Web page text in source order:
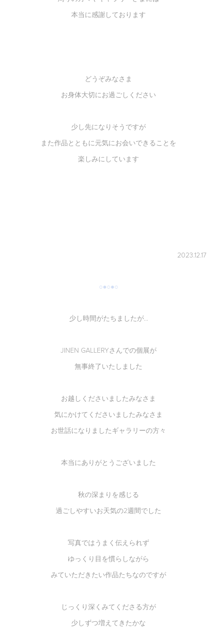
本当に感謝しております
どうぞみなさま
お身体大切にお過ごしください
少し先になりそうですが
また作品とともに元気にお会いできることを
楽しみにしています
2023.12.17
○●○●○
少し時間がたちましたが...
JINEN GALLERYさんでの個展が
無事終了いたしました
お越しくださいましたみなさま
気にかけてくださいましたみなさま
お世話になりましたギャラリーの方々
本当にありがとうございました
秋の深まりを感じる
過ごしやすいお天気の2週間でした
写真ではうまく伝えられず
ゆっくり目を慣らしながら
みていただきたい作品たちなのですが
じっくり深くみてくださる方が
少しずつ増えてきたかな